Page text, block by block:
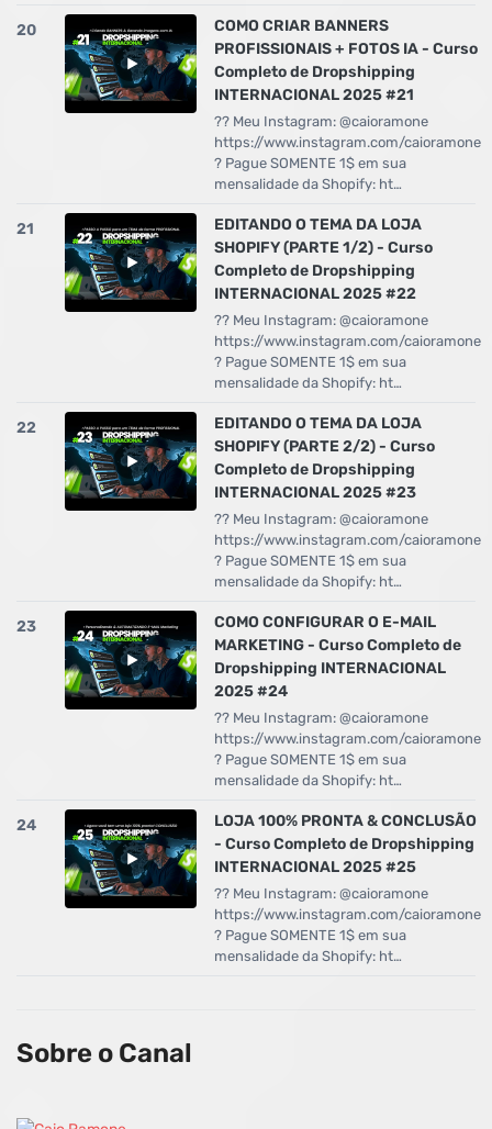
20
COMO CRIAR BANNERS
PROFISSIONAIS + FOTOS IA - Curso
Completo de Dropshipping
INTERNACIONAL 2025 #21
?? Meu Instagram: @caioramone
https://www.instagram.com/caioramone
? Pague SOMENTE 1$ em sua
mensalidade da Shopify: ht…
21
EDITANDO O TEMA DA LOJA
SHOPIFY (PARTE 1/2) - Curso
Completo de Dropshipping
INTERNACIONAL 2025 #22
?? Meu Instagram: @caioramone
https://www.instagram.com/caioramone
? Pague SOMENTE 1$ em sua
mensalidade da Shopify: ht…
22
EDITANDO O TEMA DA LOJA
SHOPIFY (PARTE 2/2) - Curso
Completo de Dropshipping
INTERNACIONAL 2025 #23
?? Meu Instagram: @caioramone
https://www.instagram.com/caioramone
? Pague SOMENTE 1$ em sua
mensalidade da Shopify: ht…
23
COMO CONFIGURAR O E-MAIL
MARKETING - Curso Completo de
Dropshipping INTERNACIONAL
2025 #24
?? Meu Instagram: @caioramone
https://www.instagram.com/caioramone
? Pague SOMENTE 1$ em sua
mensalidade da Shopify: ht…
24
LOJA 100% PRONTA & CONCLUSÃO
- Curso Completo de Dropshipping
INTERNACIONAL 2025 #25
?? Meu Instagram: @caioramone
https://www.instagram.com/caioramone
? Pague SOMENTE 1$ em sua
mensalidade da Shopify: ht…
Sobre o Canal